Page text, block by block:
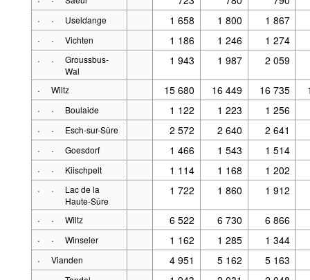
· · Useldange 1 658 1 800
1 867
· · Vichten 1 186 1 246
1 274
· ·
Groussbus-
Wal
1 943 1 987 2 059
· Wiltz 15 680 16 449 16 735
· · Boulaide 1 122 1 223
1 256
· · Esch-sur-Sûre 2 572 2 640
2 641
· · Goesdorf 1 466 1 543
1 514
· · Kiischpelt 1 114 1 168
1 202
· ·
Lac de la
Haute-Sûre
1 722 1 860 1 912
· · Wiltz 6 522 6 730
6 866
· · Winseler 1 162 1 285
1 344
·
Vianden 4 951 5 162
5 163